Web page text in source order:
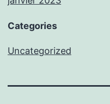
Categories
Uncategorized